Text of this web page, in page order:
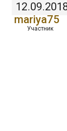
mariya75
Участник